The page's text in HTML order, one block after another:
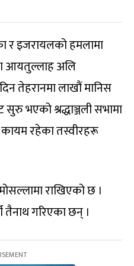
र इजरायलको हमलामा
आयतुल्लाह अलि
तेहरानमा लाखौं मानिस
भएको श्रद्धाञ्जली सभामा
कायम रहेका तस्वीरहरू
राखिएको छ ।
तैनाथ गरिएका छन् ।